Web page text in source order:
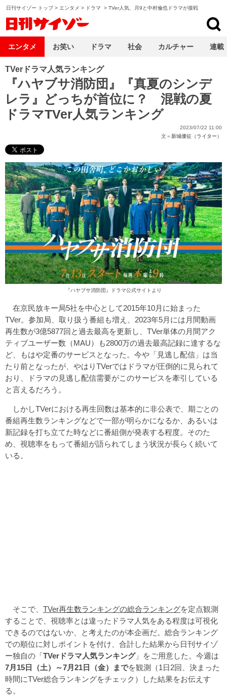
日刊サイゾー トップ> エンタメ > ドラマ > TVer人気、月9と中村倫也ドラマが接戦
TVerドラマ人気ランキング
『ハヤブサ消防団』『真夏のシンデ
レラ』どっちが首位に？ 混戦の夏
ドラマTVer人気ランキング
2023/07/22 11:00
文＝新城優征（ライター）
『ハヤブサ消防団』ドラマ公式サイト より
在京民放キー局5社を中心として2015年10月に始まった
TVer。参加局、取り扱う番組も増え、2023年5月には月間動画
再生数が3億5877回と過去最高を更新し、TVer単体の月間アク
ティブユーザー数（MAU）も2800万の過去最高記録に達するな
ど、もはや定番のサービスとなった。今や「見逃し配信」は当
たり前となったが、やはりTVerではドラマが圧倒的に見られて
おり、ドラマの見逃し配信需要がこのサービスを牽引している
と言えるだろう。
しかしTVerにおける再生回数は基本的に非公表で、期ごとの
番組再生数ランキングなどで一部が明らかになるか、あるいは
新記録を打ち立てた時などに番組側が発表する程度。そのた
め、視聴率をもって番組が語られてしまう状況が長らく続いて
いる。
そこで、 TVer再生数ランキングの総合ランキングを定点観測
することで、視聴率とは違ったドラマ人気をある程度は可視化
できるのではないか、と考えたのが本企画だ。総合ランキング
での順位に対しポイントを付け、合計した結果から日刊サイゾ
ー独自の「TVerドラマ人気ランキング」をご用意した。今週は
7月15日（土）～7月21 日（金）までを観測（1日2回、決まった
時間にTVer総合ランキングをチェック）した結果をお伝えす
る。
エンタメ お笑い ドラマ 社会 カルチャー 連載